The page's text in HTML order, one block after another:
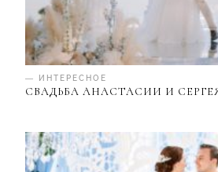
— ИНТЕРЕСНОЕ
СВАДЬБА АНАСТАСИИ И СЕРГЕЯ